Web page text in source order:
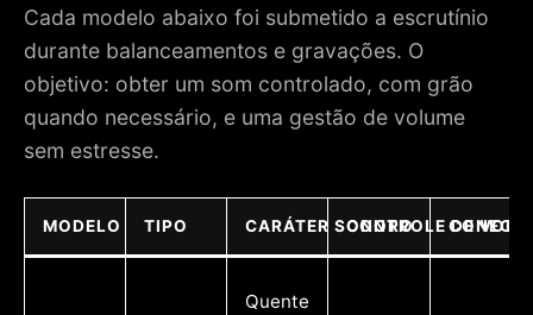
Cada modelo abaixo foi submetido a escrutínio
durante balanceamentos e gravações. O
objetivo: obter um som controlado, com grão
quando necessário, e uma gestão de volume
sem estresse.
MODELO TIPO CARÁTER SONORO
CONTROLE DE
Quente